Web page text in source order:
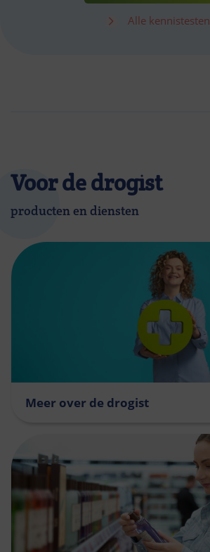
Alle kennistesten
Voor de drogist
producten en diensten
Meer over de drogist